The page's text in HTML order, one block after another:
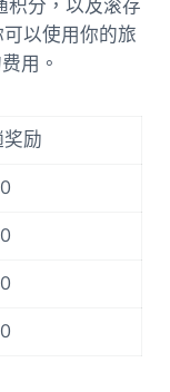
积分，以及滚存
以使用你的旅
用。
励